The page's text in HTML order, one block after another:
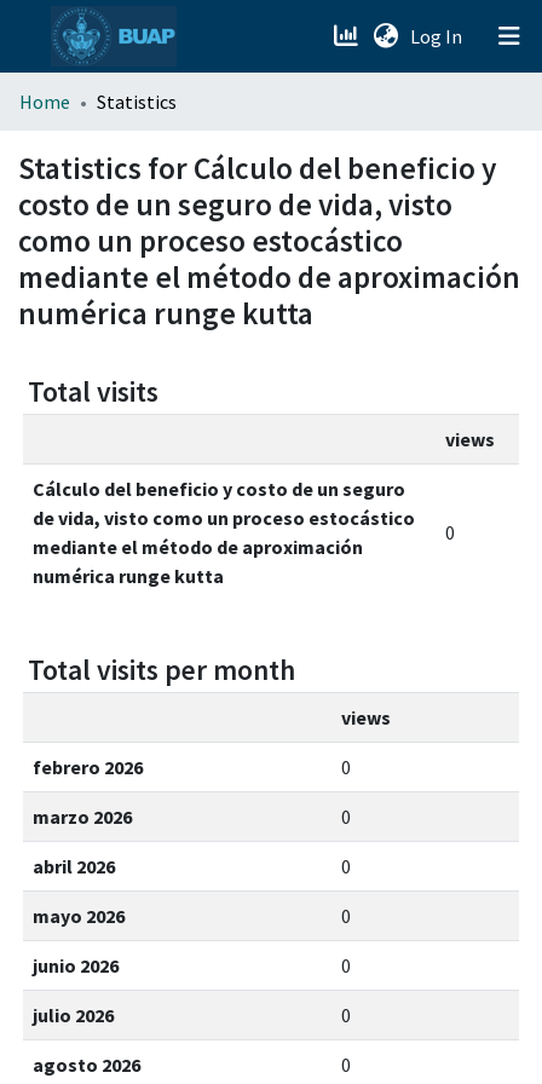
Log In (current)
menu.section.about_menu
All of DSpace
Home Statistics
Statistics for Cálculo del beneficio y
costo de un seguro de vida, visto
como un proceso estocástico
mediante el método de aproximación
numérica runge kutta
Total visits
views
Cálculo del beneficio y costo de un seguro
de vida, visto como un proceso estocástico
mediante el método de aproximación
numérica runge kutta
0
Total visits per month
views
febrero 2026 0
marzo 2026 0
abril 2026 0
mayo 2026 0
junio 2026 0
julio 2026 0
agosto 2026 0